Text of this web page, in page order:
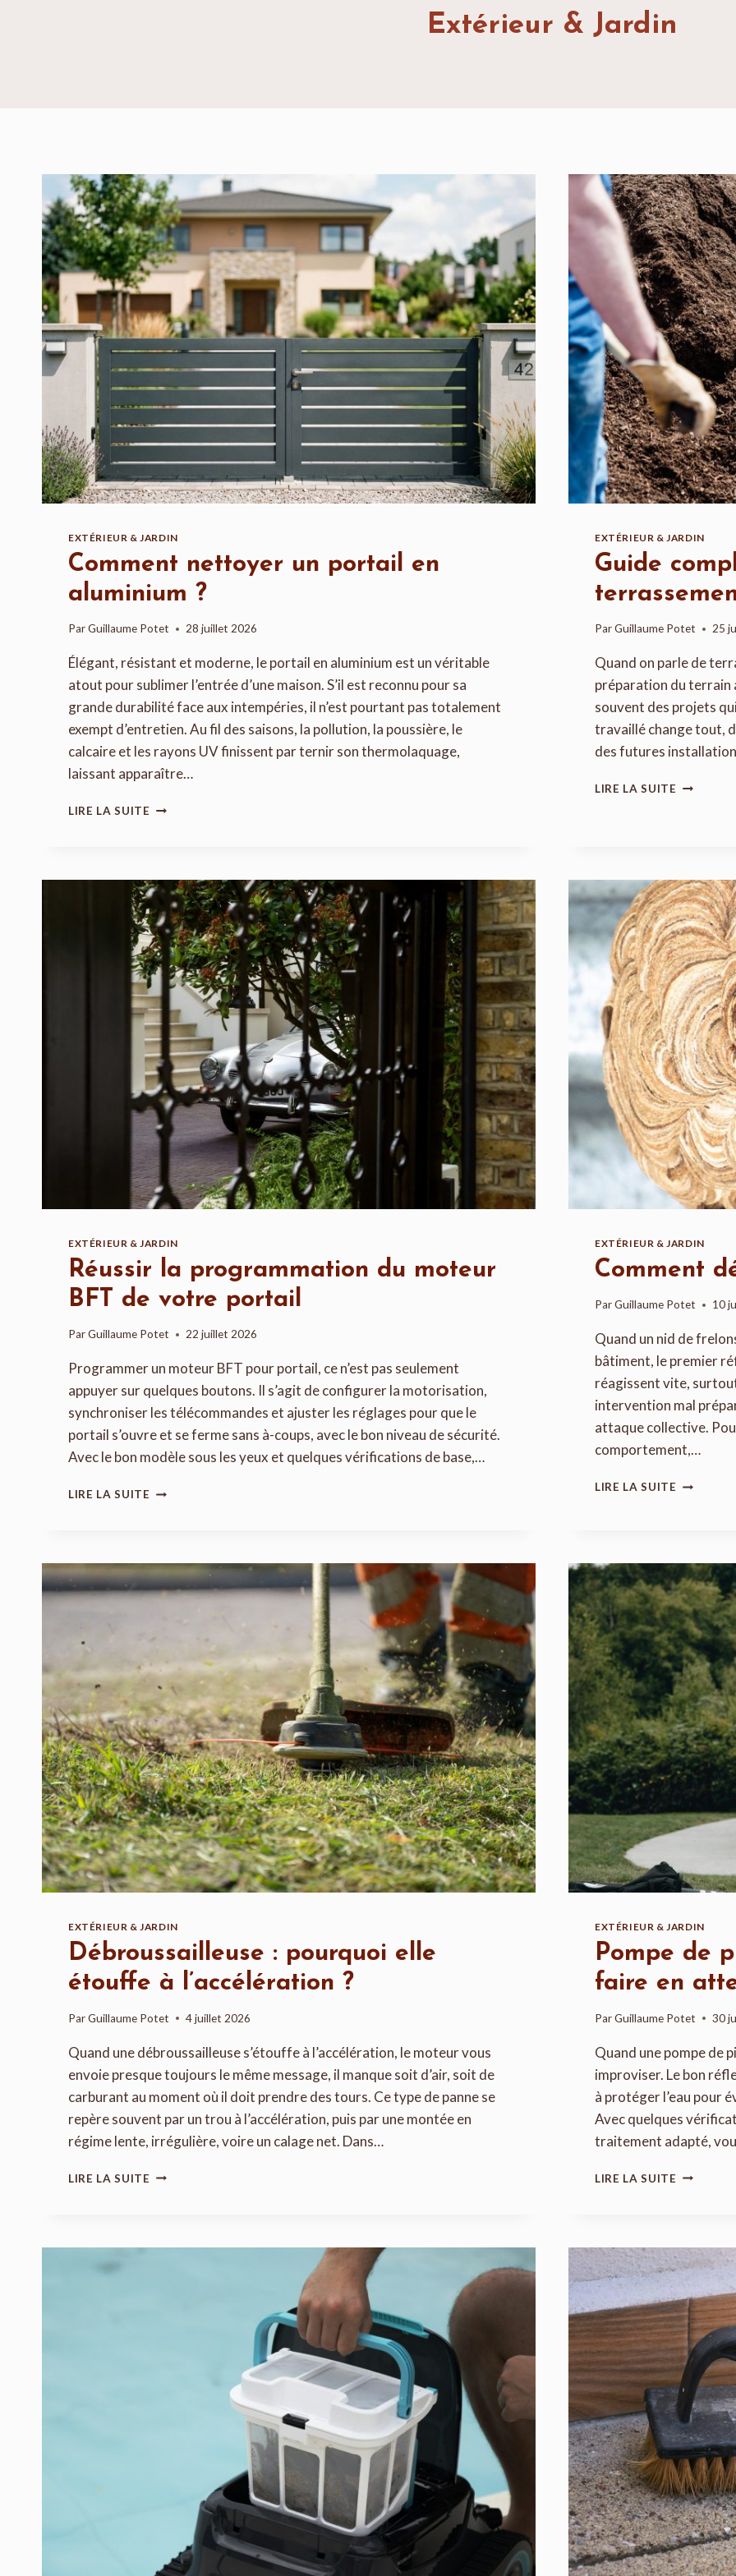
Extérieur & Jardin
EXTÉRIEUR & JARDIN
Comment nettoyer un portail en
aluminium ?
ParGuillaume Potet 28 juillet 2026
Élégant, résistant et moderne, le portail en aluminium est un véritable
atout pour sublimer l’entrée d’une maison. S’il est reconnu pour sa
grande durabilité face aux intempéries, il n’est pourtant pas totalement
exempt d’entretien. Au fil des saisons, la pollution, la poussière, le
calcaire et les rayons UV finissent par ternir son thermolaquage,
laissant apparaître…
LIRE LA SUITE COMMENT
ALUMINIUM
?
EXTÉRIEUR & JARDIN
Guide
ParGuillaume Potet 25
Quand on parle de
préparation du terrain
souvent des projets
travaillé change tout,
des futures
LIRE LA SUITE GUIDE
LE
DE
SON
JARDIN
EXTÉRIEUR & JARDIN
Réussir la programmation du moteur
BFT de votre portail
ParGuillaume Potet 22 juillet 2026
Programmer un moteur BFT pour portail, ce n’est pas seulement
appuyer sur quelques boutons. Il s’agit de configurer la motorisation,
synchroniser les télécommandes et ajuster les réglages pour que le
portail s’ouvre et se ferme sans à-coups, avec le bon niveau de sécurité.
Avec le bon modèle sous les yeux et quelques vérifications de base,…
LIRE LA SUITE RÉUSSIR
BFT
DE
EXTÉRIEUR & JARDIN
Comment
ParGuillaume Potet 10
Quand un nid de
bâtiment, le premier
réagissent vite,
intervention mal
attaque collective.
comportement,…
LIRE LA SUITE
FRELON
?
EXTÉRIEUR & JARDIN
Débroussailleuse : pourquoi elle
étouffe à l’accélération ?
ParGuillaume Potet 4 juillet 2026
Quand une débroussailleuse s’étouffe à l’accélération, le moteur vous
envoie presque toujours le même message, il manque soit d’air, soit de
carburant au moment où il doit prendre des tours. Ce type de panne se
repère souvent par un trou à l’accélération, puis par une montée en
régime lente, irrégulière, voire un calage net. Dans…
LIRE LA SUITE DÉBROUSSAILLEUSE
EXTÉRIEUR & JARDIN
Pompe de
faire en
ParGuillaume Potet 30
Quand une pompe de
improviser. Le bon
à protéger l’eau pour
Avec quelques
traitement adapté,
LIRE LA SUITE POMPE
:
FAIRE
EN
?